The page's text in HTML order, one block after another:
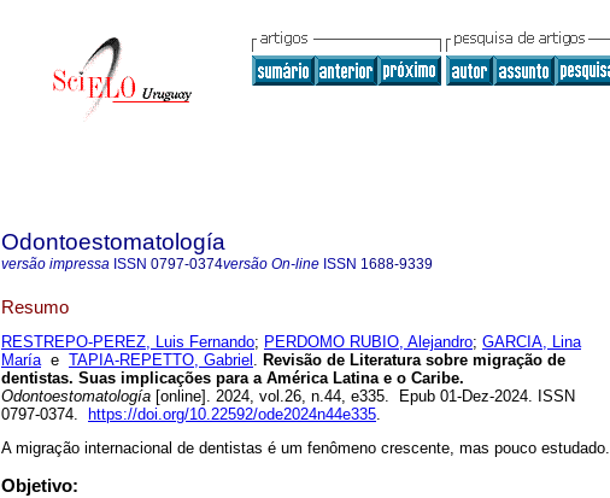
Odontoestomatología
versão impressa ISSN 0797-0374versão On-line ISSN 1688-9339
Resumo
RESTREPO-PEREZ, Luis Fernando; PERDOMO RUBIO, Alejandro; GARCIA, Lina
Maríae TAPIA-REPETTO, Gabriel . Revisão de Literatura sobre migração de
dentistas. Suas implicações para a América Latina e o Caribe.
Odontoestomatología [online]. 2024, vol.26, n.44, e335. Epub 01-Dez-2024. ISSN
0797-0374.
https://doi.org/10.22592/ode2024n44e335.
A migração internacional de dentistas é um fenômeno crescente, mas pouco estudado.
Objetivo: